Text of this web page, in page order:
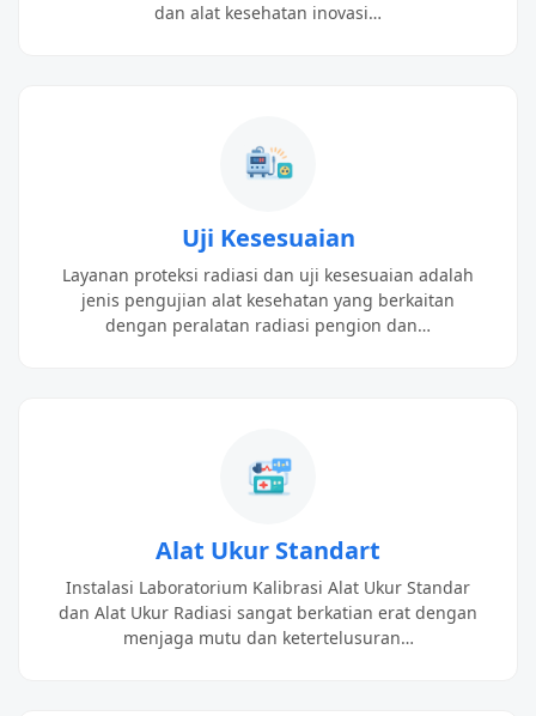
dan alat kesehatan inovasi…
Uji Kesesuaian
Layanan proteksi radiasi dan uji kesesuaian adalah
jenis pengujian alat kesehatan yang berkaitan
dengan peralatan radiasi pengion dan…
Alat Ukur Standart
Instalasi Laboratorium Kalibrasi Alat Ukur Standar
dan Alat Ukur Radiasi sangat berkatian erat dengan
menjaga mutu dan ketertelusuran…